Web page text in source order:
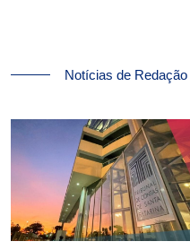
Notícias de